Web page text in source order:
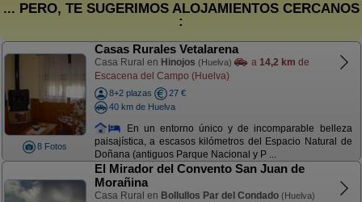
... PERO, TE SUGERIMOS ALOJAMIENTOS CERCANOS
:
8 Fotos
Casas Rurales Vetalarena
Casa Rural en Hinojos (Huelva) a 14,2 km de
Escacena del Campo (Huelva)
8+2 plazas
27 €
40 km de Huelva
En un entorno único y de incomparable belleza
paisajística, a escasos kilómetros del Espacio Natural de
Doñana (antiguos Parque Nacional y P ...
El Mirador del Convento San Juan de
Morañina
Casa Rural en Bollullos Par del Condado (Huelva)